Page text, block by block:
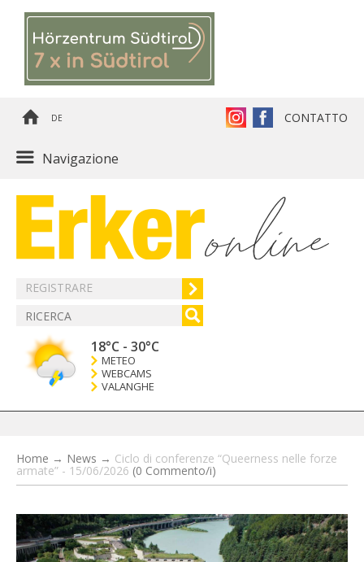
DE CONTATTO
Navigazione
REGISTRARE
18°C - 30°C
METEO
WEBCAMS
VALANGHE
Home → News → Ciclo di conferenze “Queerness nelle forze
armate” - 15/06/2026 (0 Commento/i)